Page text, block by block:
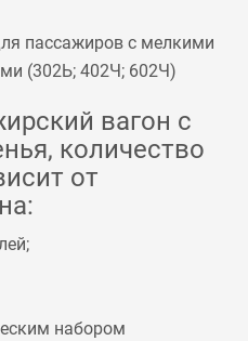
пассажиров с мелкими
(302Ь; 402Ч; 602Ч)
вагон с
количество
от
набором